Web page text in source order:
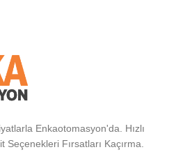
Enkaotomasyon'da. Hızlı
Fırsatları Kaçırma.